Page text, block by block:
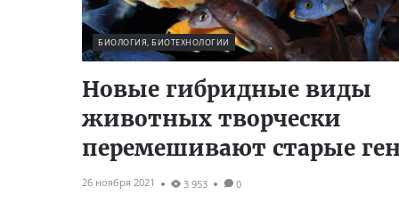
БИОЛОГИЯ, БИОТЕХНОЛОГИИ
Новые гибридные виды
животных творчески
перемешивают старые
26 ноября 2021 3 953 0